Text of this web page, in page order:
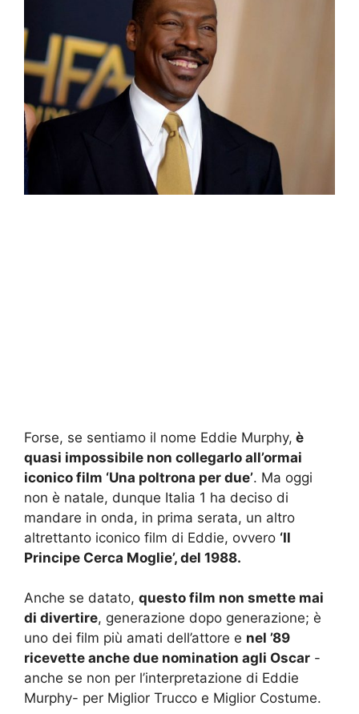
Forse, se sentiamo il nome Eddie Murphy, è
quasi impossibile non collegarlo all’ormai
iconico film ‘Una poltrona per due’. Ma oggi
non è natale, dunque Italia 1 ha deciso di
mandare in onda, in prima serata, un altro
altrettanto iconico film di Eddie, ovvero ‘Il
Principe Cerca Moglie’, del 1988.
Anche se datato, questo film non smette mai
di divertire, generazione dopo generazione; è
uno dei film più amati dell’attore e nel ’89
ricevette anche due nomination agli Oscar -
anche se non per l’interpretazione di Eddie
Murphy- per Miglior Trucco e Miglior Costume.